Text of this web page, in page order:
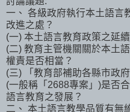
一、 各級政府執行本土語言
改進之處？
(一) 本土語言教育政策之延
(二) 教育主管機關關於本土
權責是否相當？
(三) 「教育部補助各縣市政
(一般稱「2688專案」)是否
語言教育之發展？
二、 本土語言教學品質有無